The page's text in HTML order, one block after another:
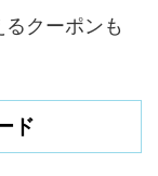
クーポンも
ド